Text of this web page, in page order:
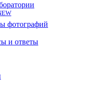
фотографий
и ответы